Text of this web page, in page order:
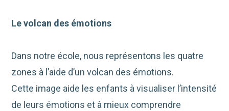
Le volcan des émotions
Dans notre école, nous représentons les quatre
zones à l’aide d’un volcan des émotions.
Cette image aide les enfants à visualiser l’intensité
de leurs émotions et à mieux comprendre